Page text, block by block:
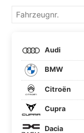
Fahrzeugnr.
Audi
BMW
Citroën
Cupra
Dacia